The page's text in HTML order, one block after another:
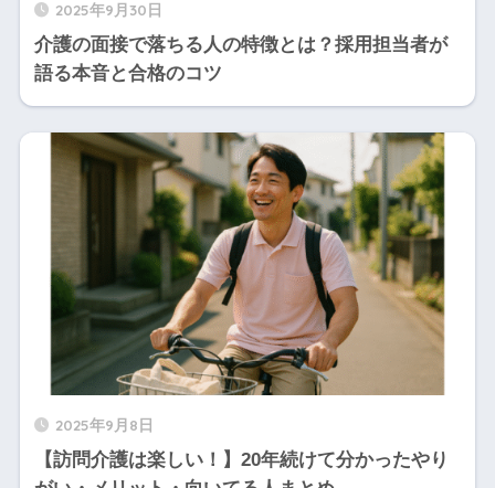
2025年9月30日
介護の面接で落ちる人の特徴とは？採用担当者が
語る本音と合格のコツ
2025年9月8日
【訪問介護は楽しい！】20年続けて分かったやり